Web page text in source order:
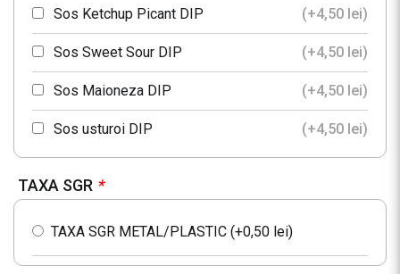
Apa plata
Apa minerala
Sos Ketchup Picant DIP (+4,50 lei)
Sos Sweet Sour DIP (+4,50 lei)
Sos Maioneza DIP (+4,50 lei)
Sos usturoi DIP (+4,50 lei)
TAXA SGR *
TAXA SGR METAL/PLASTIC (+0,50 lei)